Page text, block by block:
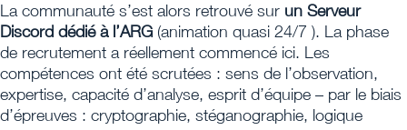
La communauté s’est alors retrouvé sur un Serveur
Discord dédié à l’ARG (animation quasi 24/7 ). La phase
de recrutement a réellement commencé ici. Les
compétences ont été scrutées : sens de l’observation,
expertise, capacité d’analyse, esprit d’équipe – par le biais
d’épreuves : cryptographie, stéganographie, logique